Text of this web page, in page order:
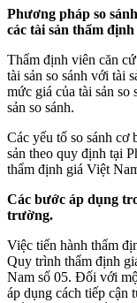
Phương pháp so
các tài sản thẩm
Thẩm định viên căn
tài sản so sánh với tài
mức giá của tài sản so
sản so sánh.
Các yếu tố so sánh cơ
sản theo quy định tại
thẩm định giá Việt
Các bước áp dụng
trường.
Việc tiến hành thẩm
Quy trình thẩm định
Nam số 05. Đối với
áp dụng cách tiếp cận